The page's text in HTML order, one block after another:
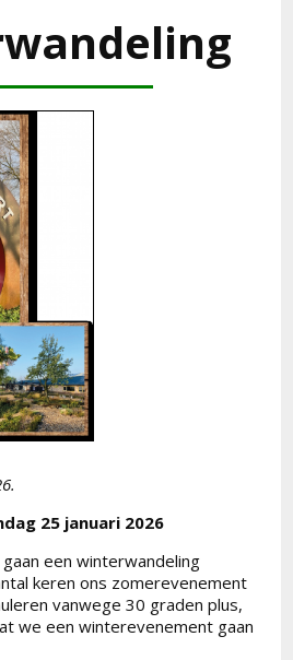
25 januari 2026
een winterwandeling
keren ons zomerevenement
vanwege 30 graden plus,
we een winterevenement gaan